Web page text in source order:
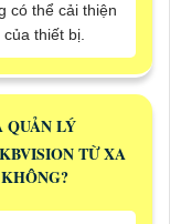
có thể cải thiện
thiết bị.
QUẢN LÝ
TỪ XA